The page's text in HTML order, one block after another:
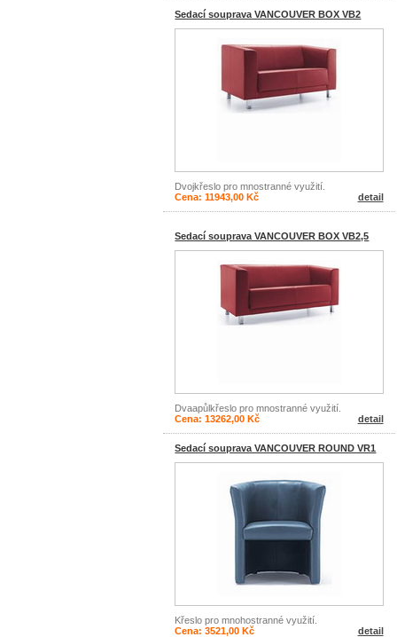
Sedací souprava VANCOUVER BOX VB2
Dvojkřeslo pro mnostranné využití.
detail
Cena: 11943,00 Kč
Sedací souprava VANCOUVER BOX VB2,5
Dvaapůlkřeslo pro mnostranné využití.
detail
Cena: 13262,00 Kč
Sedací souprava VANCOUVER ROUND VR1
Křeslo pro mnohostranné využití.
detail
Cena: 3521,00 Kč